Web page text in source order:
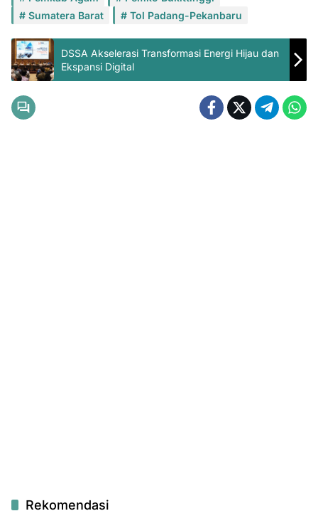
Sumatera Barat
Tol Padang-Pekanbaru
DSSA Akselerasi Transformasi Energi Hijau dan
Ekspansi Digital
Rekomendasi